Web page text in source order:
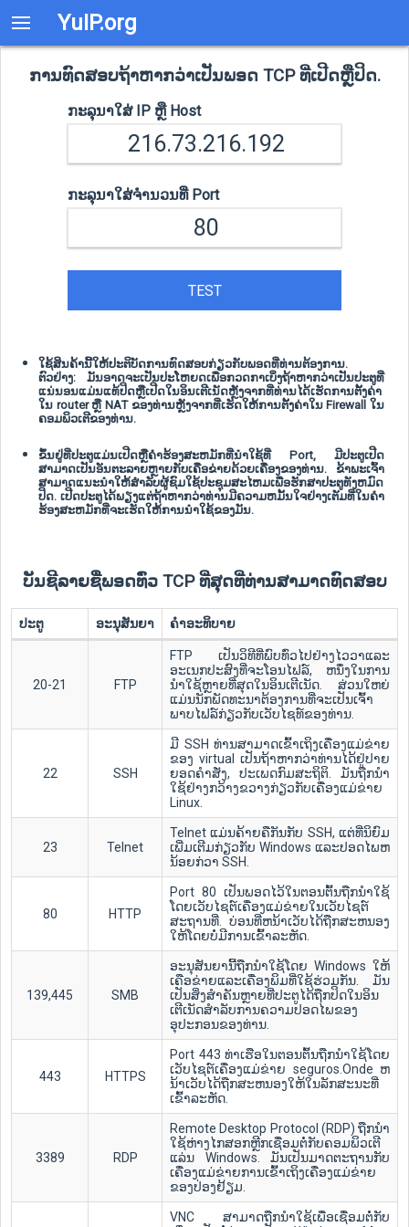
YuIP.org
ການທົດສອບຖ້າຫາກວ່າເປັນພອດ TCP ທີ່ເປີດຫຼືປິດ.
ກະລຸນາໃສ່ IP ຫຼື Host
ກະລຸນາໃສ່ຈໍານວນທີ່ Port
TEST
ໃຊ້ສິນຄ້ານີ້ໃຫ້ປະຕິບັດການທົດສອບກ່ຽວກັບພອດທີ່ທ່ານຕ້ອງການ.
ຕົວຢ່າງ: ມັນອາດຈະເປັນປະໂຫຍດເພື່ອກວດກາເບິ່ງຖ້າຫາກວ່າເປັນປະຕູທີ່
ແນ່ນອນແມ່ນແທ້ປິດຫຼືເປີດໃນອິນເຕີເນັດຫຼັງຈາກທີ່ທ່ານໄດ້ເຮັດການຕັ້ງຄ່າ
ໃນ router ຫຼື NAT ຂອງທ່ານຫຼັງຈາກທີ່ເຮັດໃຫ້ການຕັ້ງຄ່າໃນ Firewall ໃນ
ຄອມພິວເຕີຂອງທ່ານ.
ຂຶ້ນຢູ່ທີ່ປະຕູແມ່ນເປີດຫຼືຄໍາຮ້ອງສະຫມັກທີ່ນໍາໃຊ້ທີ່ Port, ມີປະຕູເປີດ
ສາມາດເປັນອັນຕະລາຍຫຼາຍກັບເຄືອຂ່າຍດ້ວຍເຄື່ອງຂອງທ່ານ. ຂ້າພະເຈົ້າ
ສາມາດແນະນໍາໃຫ້ສໍາລັບຜູ້ຊົມໃຊ້ປະຊຸມສະໄຫມເພື່ອຮັກສາປະຕູທັງຫມົດ
ປິດ. ເປີດປະຕູໄດ້ພຽງແຕ່ຖ້າຫາກວ່າທ່ານມີຄວາມຫມັ້ນໃຈຢ່າງເຕັມທີ່ໃນຄໍາ
ຮ້ອງສະຫມັກທີ່ຈະເຮັດໃຫ້ການນໍາໃຊ້ຂອງມັນ.
ບັນຊີລາຍຊື່ພອດທົ່ວ TCP ທີ່ສຸດທີ່ທ່ານສາມາດທົດສອບ
ປະຕູ ອະນຸສັນຍາ ຄໍາອະທິບາຍ
20-21 FTP
FTP ເປັນວິທີທີ່ພົບທົ່ວໄປຢ່າງໄວວາແລະ
ອະເນກປະສົງທີ່ຈະໂອນໄຟລ໌, ຫນຶ່ງໃນການ
ນໍາໃຊ້ຫຼາຍທີ່ສຸດໃນອິນເຕີເນັດ. ສ່ວນໃຫຍ່
ແມ່ນນັກພັດທະນາຕ້ອງການທີ່ຈະເປັນເຈົ້າ
ພາບໄຟລ໌ກ່ຽວກັບເວັບໄຊທ໌ຂອງທ່ານ.
22 SSH
ມີ SSH ທ່ານສາມາດເຂົ້າເຖິງເຄື່ອງແມ່ຂ່າຍ
ຂອງ virtual ເປັນຖ້າຫາກວ່າທ່ານໄດ້ຢູ່ປາຍ
ຍອດຄໍາສັ່ງ, ປະເພດກົມສະຖິຕິ. ມັນຖືກນໍາ
ໃຊ້ຢ່າງກວ້າງຂວາງກ່ຽວກັບເຄື່ອງແມ່ຂ່າຍ
Linux.
23 Telnet
Telnet ແມ່ນຄ້າຍຄືກັນກັບ SSH, ແຕ່ທີ່ນິຍົມ
ເພີ່ມເຕີມກ່ຽວກັບ Windows ແລະປອດໄພຫ
ນ້ອຍກ່ວາ SSH.
80 HTTP
Port 80 ເປັນພອດໄວ້ໃນຕອນຕົ້ນຖືກນໍາໃຊ້
ໂດຍເວັບໄຊຕ໌ເຄື່ອງແມ່ຂ່າຍໃນເວັບໄຊຕ໌
ສະຖານທີ່. ບ່ອນທີ່ຫນ້າເວັບໄດ້ຖືກສະຫນອງ
ໃຫ້ໂດຍບໍ່ມີການເຂົ້າລະຫັດ.
139,445 SMB
ອະນຸສັນຍານີ້ຖືກນໍາໃຊ້ໂດຍ Windows ໃຫ້
ເຄືອຂ່າຍແລະເຄື່ອງພິມທີ່ໃຊ້ຮ່ວມກັນ. ມັນ
ເປັນສິ່ງສໍາຄັນຫຼາຍທີ່ປະຕູໄດ້ຖືກປິດໃນອິນ
ເຕີເນັດສໍາລັບການຄວາມປອດໄພຂອງ
ອຸປະກອນຂອງທ່ານ.
443 HTTPS
Port 443 ທ່າເຮືອໃນຕອນຕົ້ນຖືກນໍາໃຊ້ໂດຍ
ເວັບໄຊຕ໌ເຄື່ອງແມ່ຂ່າຍ seguros.Onde ຫ
ນ້າເວັບໄດ້ຖືກສະຫນອງໃຫ້ໃນລັກສະນະທີ່
ເຂົ້າລະຫັດ.
3389 RDP
Remote Desktop Protocol (RDP) ຖືກນໍາ
ໃຊ້ຫ່າງໄກສອກຫຼີກເຊື່ອມຕໍ່ກັບຄອມພິວເຕີ
ແລ່ນ Windows. ມັນເປັນມາດຕະຖານກັບ
ເຄື່ອງແມ່ຂ່າຍການເຂົ້າເຖິງເຄື່ອງແມ່ຂ່າຍ
ຂອງປ່ອງຢ້ຽມ.
VNC ສາມາດຖືກນໍາໃຊ້ເພື່ອເຊື່ອມຕໍ່ກັບ